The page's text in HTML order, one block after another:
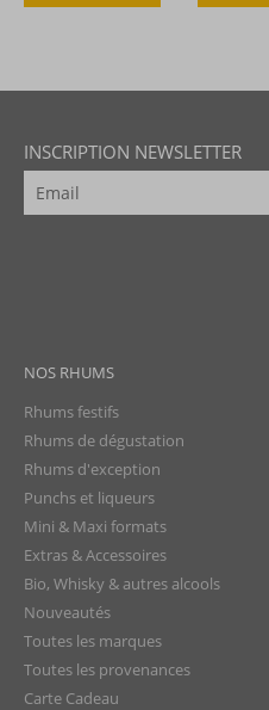
INSCRIPTION NEWSLETTER
NOS RHUMS
Rhums festifs
Rhums de dégustation
Rhums d'exception
Punchs et liqueurs
Mini & Maxi formats
Extras & Accessoires
Bio, Whisky & autres alcools
Nouveautés
Toutes les marques
Toutes les provenances
Carte Cadeau